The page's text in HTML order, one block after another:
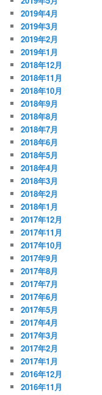
2019年4月
2019年3月
2019年2月
2019年1月
2018年12月
2018年11月
2018年10月
2018年9月
2018年8月
2018年7月
2018年6月
2018年5月
2018年4月
2018年3月
2018年2月
2018年1月
2017年12月
2017年11月
2017年10月
2017年9月
2017年8月
2017年7月
2017年6月
2017年5月
2017年4月
2017年3月
2017年2月
2017年1月
2016年12月
2016年11月